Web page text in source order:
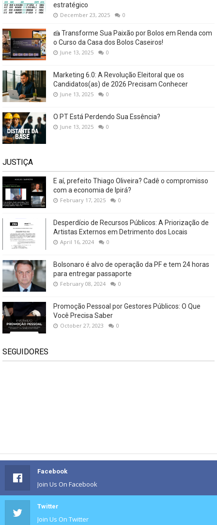
estratégico
December 23, 2025 0
🍰 Transforme Sua Paixão por Bolos em Renda com
o Curso da Casa dos Bolos Caseiros!
June 13, 2025 0
Marketing 6.0: A Revolução Eleitoral que os
Candidatos(as) de 2026 Precisam Conhecer
June 13, 2025 0
O PT Está Perdendo Sua Essência?
June 13, 2025 0
JUSTIÇA
E aí, prefeito Thiago Oliveira? Cadê o compromisso
com a economia de Ipirá?
February 17, 2025 0
Desperdício de Recursos Públicos: A Priorização de
Artistas Externos em Detrimento dos Locais
April 16, 2024 0
Bolsonaro é alvo de operação da PF e tem 24 horas
para entregar passaporte
February 08, 2024 0
Promoção Pessoal por Gestores Públicos: O Que
Você Precisa Saber
October 27, 2023 0
SEGUIDORES
Facebook
Join Us On Facebook
Twitter
Join Us On Twitter